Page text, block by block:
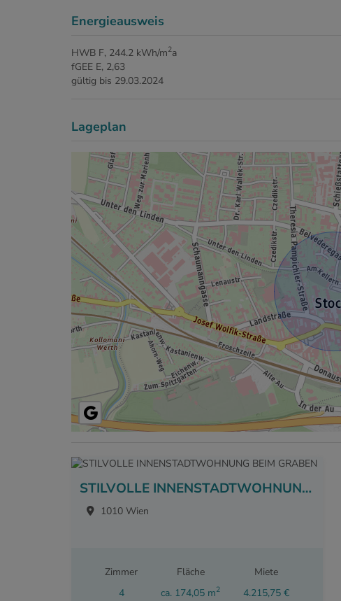
Energieausweis
HWB F, 244.2 kWh/m2a
fGEE E, 2,63
gültig bis 29.03.2024
Lageplan
STILVOLLE INNENSTADTWOHNUNG BEIM GRABEN
1010 Wien
Zimmer
4
Fläche
ca. 174,05 m2
Miete
4.215,75 €